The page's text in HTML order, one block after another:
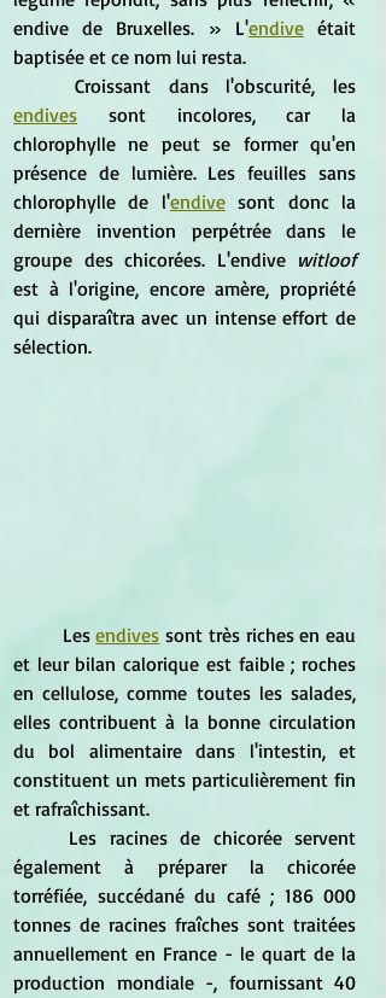
endive de Bruxelles. » L'endive était
baptisée et ce nom lui resta.
endives sont incolores, car la
chlorophylle ne peut se former qu'en
présence de lumière. Les feuilles sans
chlorophylle de l'endive sont donc la
dernière invention perpétrée dans le
groupe des chicorées. L'endive
witloof
est à l'origine, encore amère, propriété
qui disparaîtra avec un intense effort de
sélection.
	Les
endives sont très riches en eau
et leur bilan calorique est faible ; roches
en cellulose, comme toutes les salades,
elles contribuent à la bonne circulation
du bol alimentaire dans l'intestin, et
constituent un mets particulièrement fin
et rafraîchissant.
également à préparer la chicorée
torréfiée, succédané du café ; 186 000
tonnes de racines fraîches sont traitées
annuellement en France - le quart de la
production mondiale -, fournissant 40